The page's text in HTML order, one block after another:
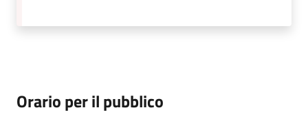
Orario per il pubblico